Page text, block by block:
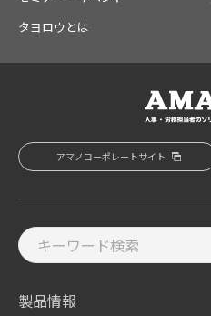
タヨロウとは
アマノコーポレートサイト
製品情報